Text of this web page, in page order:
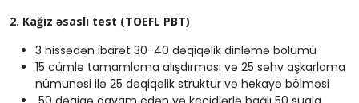
2. Kağız əsaslı test (TOEFL PBT)
3 hissədən ibarət 30-40 dəqiqəlik dinləmə bölümü
15 cümlə tamamlama alışdırması və 25 səhv aşkarlama
nümunəsi ilə 25 dəqiqəlik struktur və hekayə bölməsi